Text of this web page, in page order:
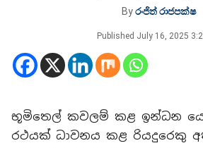
Byරංජිත් රාජපක්ෂ
Published July 16, 2025
භූමිතෙල් කවලම් කළ ඉන්ධන
රථයක් ධාවනය කළ රියදුරෙකු